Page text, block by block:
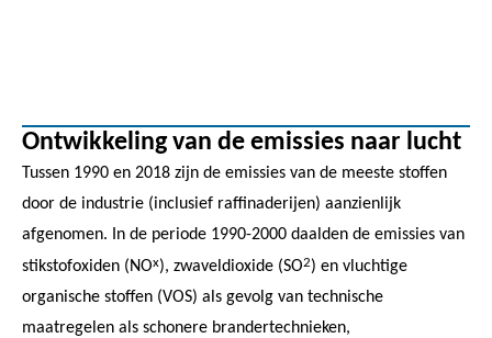
Ontwikkeling van de emissies naar lucht
Tussen 1990 en 2018 zijn de emissies van de meeste stoffen
door de industrie (inclusief raffinaderijen) aanzienlijk
afgenomen. In de periode 1990-2000 daalden de emissies van
stikstofoxiden (NOx), zwaveldioxide (SO2) en vluchtige
organische stoffen (VOS) als gevolg van technische
maatregelen als schonere brandertechnieken,